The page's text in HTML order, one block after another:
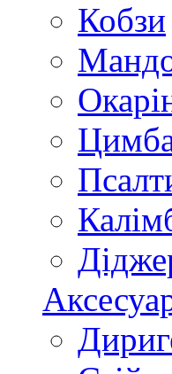
Кобзи